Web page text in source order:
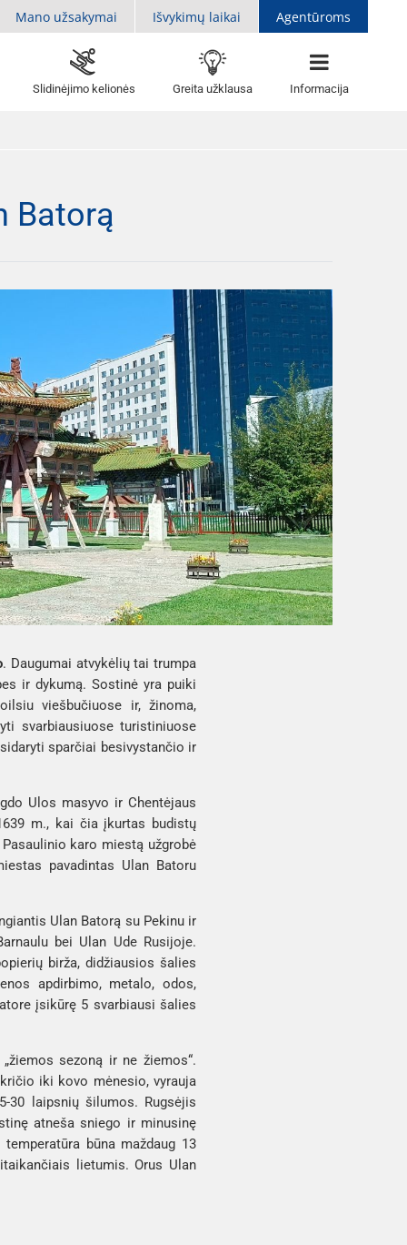
Mano užsakymai Išvykimų laikai Agentūroms
Slidinėjimo kelionės Greita užklausa Informacija
Batorą
. Daugumai atvykėlių tai trumpa
ir dykumą. Sostinė yra puiki
viešbučiuose ir, žinoma,
svarbiausiuose turistiniuose
sparčiai besivystančio ir
Ulos masyvo ir
m., kai čia įkurtas budistų
pavadintas Ulan Batoru
Ulan Batorą su Pekinu ir
bei Ulan Ude Rusijoje.
birža, didžiausios šalies
apdirbimo, metalo, odos,
įsikūrę 5 svarbiausi šalies
sezoną ir ne žiemos“.
iki kovo mėnesio, vyrauja
30 laipsnių šilumos. Rugsėjis
atneša sniego ir minusinę
būna maždaug 13
lietumis. Orus Ulan